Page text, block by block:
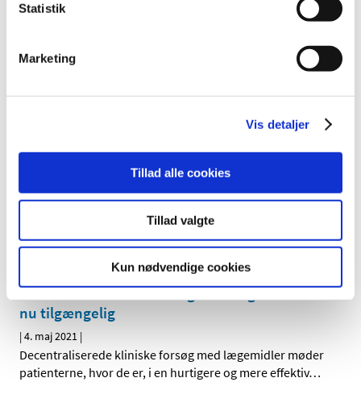
Statistik
Marketing
Vis detaljer
Tillad alle cookies
Tillad valgte
Kun nødvendige cookies
Status på behandlede indberetninger om
(Pfizer/BioNTech), uge 18
2.941 indberetninger om formodede bivirkninger ved
EMA har igangsat en løbende vurdering af
COVID-19-vaccine fra SinoVac
|4. maj 2021|
Det europæiske lægemiddelagentur EMA er gået i gang
med en løbende vurdering af data fra forsøg med en
Vejledning om implementering af decentrale
elementer i kliniske forsøg med lægemidler er
nu tilgængelig
| 4. maj 2021 |
Decentraliserede kliniske forsøg med lægemidler møder
patienterne, hvor de er, i en hurtigere og mere effektiv…